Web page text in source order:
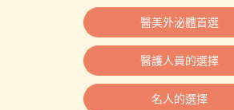
醫美外泌體首選
醫護人員的選擇
名人的選擇